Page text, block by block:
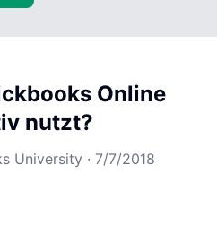
Online
nutzt?
University · 7/7/2018